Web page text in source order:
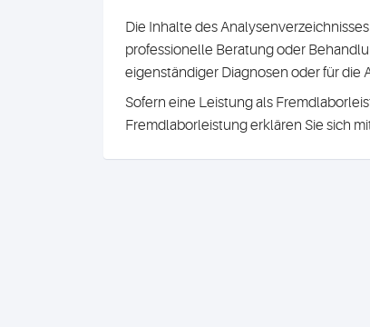
Die Inhalte des
professionelle Beratung oder
eigenständiger Diagnosen oder für
Sofern eine Leistung als
Fremdlaborleistung erklären Sie sich